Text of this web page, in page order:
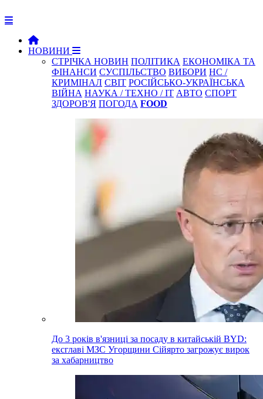
НОВИНИ
СТРІЧКА НОВИН ПОЛІТИКА ЕКОНОМІКА ТА
ФІНАНСИ СУСПІЛЬСТВО ВИБОРИ НС /
КРИМІНАЛ СВІТ РОСІЙСЬКО-УКРАЇНСЬКА
ВІЙНА НАУКА / ТЕХНО / IT АВТО СПОРТ
ЗДОРОВ'Я ПОГОДА FOOD
До 3 років в'язниці за посаду в китайській BYD:
ексглаві МЗС Угорщини Сійярто загрожує вирок
за хабарництво